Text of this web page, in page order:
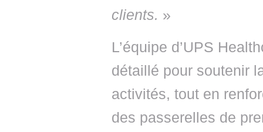
clients. »
L’équipe d’UPS
détaillé pour soutenir
activités, tout en
des passerelles de